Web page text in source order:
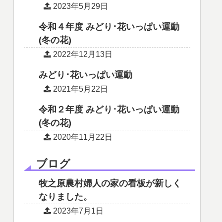
2023年5月29日
令和４年度 みどり･花いっぱい運動
(冬の花)
2022年12月13日
みどり･花いっぱい運動
2021年5月22日
令和２年度 みどり･花いっぱい運動
(冬の花)
2020年11月22日
ブログ
牧之原農村婦人の家の看板が新しく
なりました。
2023年7月1日